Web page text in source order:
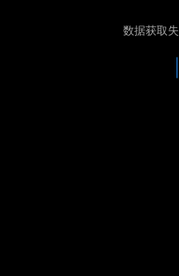
数据获取